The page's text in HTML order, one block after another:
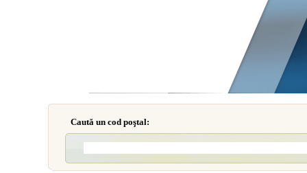
Caută un cod poştal: